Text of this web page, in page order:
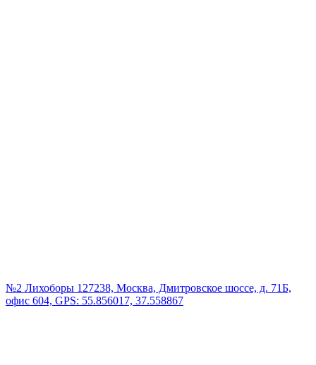
№2 Лихоборы 127238, Москва, Дмитровское шоссе, д. 71Б,
офис 604, GPS: 55.856017, 37.558867